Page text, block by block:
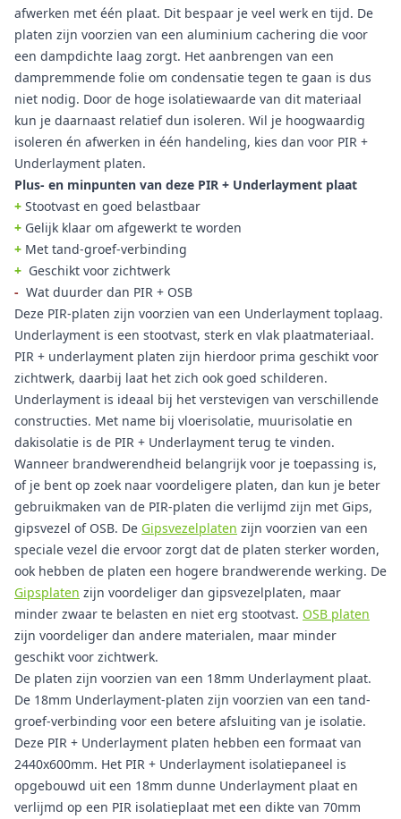
afwerken met één plaat. Dit bespaar je veel werk en tijd. De
platen zijn voorzien van een aluminium cachering die voor
een dampdichte laag zorgt. Het aanbrengen van een
dampremmende folie om condensatie tegen te gaan is dus
niet nodig. Door de hoge isolatiewaarde van dit materiaal
kun je daarnaast relatief dun isoleren. Wil je hoogwaardig
isoleren én afwerken in één handeling, kies dan voor PIR +
Underlayment platen.
Plus- en minpunten van deze PIR + Underlayment plaat
+ Stootvast en goed belastbaar
+ Gelijk klaar om afgewerkt te worden
+ Met tand-groef-verbinding
+ Geschikt voor zichtwerk
- Wat duurder dan PIR + OSB
Deze PIR-platen zijn voorzien van een Underlayment toplaag.
Underlayment is een stootvast, sterk en vlak plaatmateriaal.
PIR + underlayment platen zijn hierdoor prima geschikt voor
zichtwerk, daarbij laat het zich ook goed schilderen.
Underlayment is ideaal bij het verstevigen van verschillende
constructies. Met name bij vloerisolatie, muurisolatie en
dakisolatie is de PIR + Underlayment terug te vinden.
Wanneer brandwerendheid belangrijk voor je toepassing is,
of je bent op zoek naar voordeligere platen, dan kun je beter
gebruikmaken van de PIR-platen die verlijmd zijn met Gips,
gipsvezel of OSB. De Gipsvezelplaten zijn voorzien van een
speciale vezel die ervoor zorgt dat de platen sterker worden,
ook hebben de platen een hogere brandwerende werking. De
Gipsplaten zijn voordeliger dan gipsvezelplaten, maar
minder zwaar te belasten en niet erg stootvast. OSB platen
zijn voordeliger dan andere materialen, maar minder
geschikt voor zichtwerk.
De platen zijn voorzien van een 18mm Underlayment plaat.
De 18mm Underlayment-platen zijn voorzien van een tand-
groef-verbinding voor een betere afsluiting van je isolatie.
Deze PIR + Underlayment platen hebben een formaat van
2440x600mm. Het PIR + Underlayment isolatiepaneel is
opgebouwd uit een 18mm dunne Underlayment plaat en
verlijmd op een PIR isolatieplaat met een dikte van 70mm